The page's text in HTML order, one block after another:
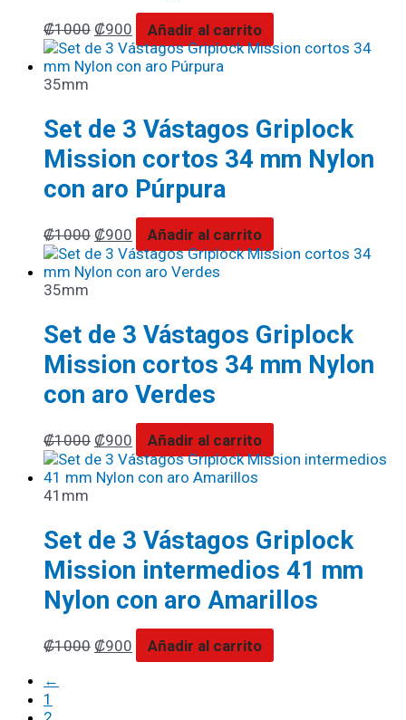
₡1000 ₡900 Añadir al carrito
35mm
Set de 3 Vástagos Griplock
Mission cortos 34 mm Nylon
con aro Púrpura
₡1000 ₡900 Añadir al carrito
35mm
Set de 3 Vástagos Griplock
Mission cortos 34 mm Nylon
con aro Verdes
₡1000 ₡900 Añadir al carrito
41mm
Set de 3 Vástagos Griplock
Mission intermedios 41 mm
Nylon con aro Amarillos
₡1000 ₡900
Añadir al carrito
←
1